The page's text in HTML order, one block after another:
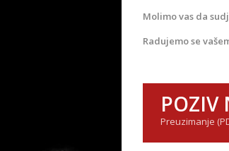
Molimo vas da
Radujemo se
POZIV
Preuzimanje